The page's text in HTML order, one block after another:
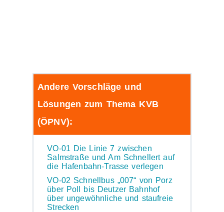
Andere Vorschläge und
Lösungen zum Thema KVB
(ÖPNV):
VO-01 Die Linie 7 zwischen
Salmstraße und Am Schnellert auf
die Hafenbahn-Trasse verlegen
VO-02 Schnellbus „007“ von Porz
über Poll bis Deutzer Bahnhof
über ungewöhnliche und staufreie
Strecken